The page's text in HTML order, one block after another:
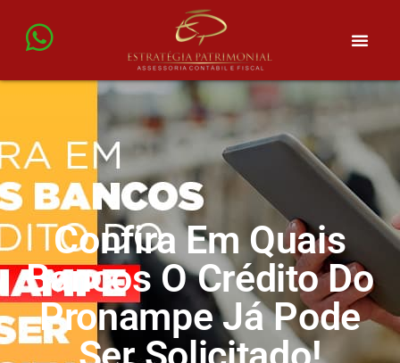
Confira Em Quais
Bancos O Crédito Do
Pronampe Já Pode